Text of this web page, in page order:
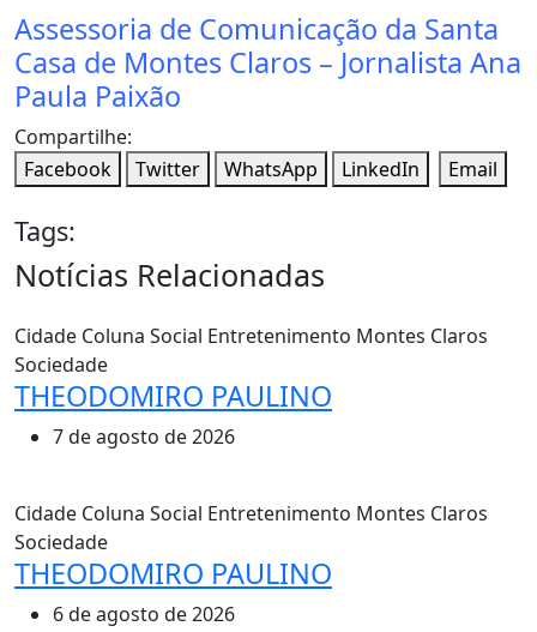
Assessoria de Comunicação da Santa
Casa de Montes Claros – Jornalista Ana
Paula Paixão
Compartilhe:
Facebook
Twitter WhatsApp LinkedIn Email
Tags:
Notícias Relacionadas
Cidade Coluna Social Entretenimento Montes Claros
Sociedade
THEODOMIRO PAULINO
7 de agosto de 2026
Cidade Coluna Social Entretenimento Montes Claros
Sociedade
THEODOMIRO PAULINO
6 de agosto de 2026